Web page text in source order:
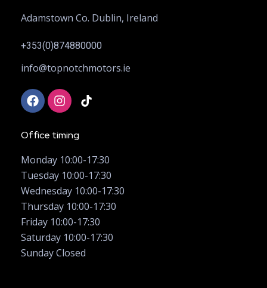
Adamstown Co. Dublin, Ireland
+353(0)874880000
info@topnotchmotors.ie
Office timing
Monday 10:00-17:30
Tuesday 10:00-17:30
Wednesday 10:00-17:30
Thursday 10:00-17:30
Friday 10:00-17:30
Saturday 10:00-17:30
Sunday Closed